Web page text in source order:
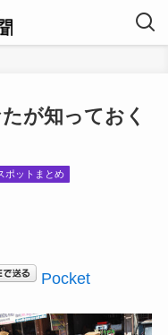
が知っておく
ポットまとめ
Pocket